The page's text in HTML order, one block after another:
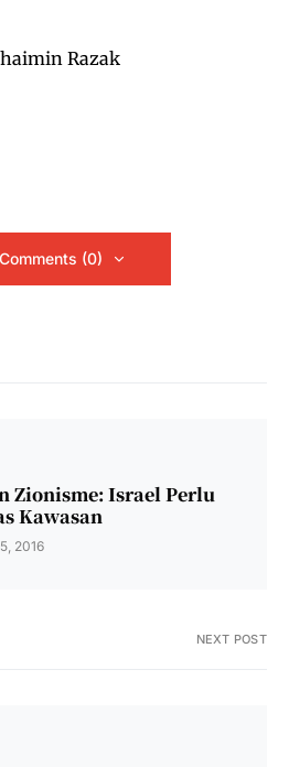
Razak
(0)
Zionisme: Israel Perlu
Kawasan
2016
NEXT POST